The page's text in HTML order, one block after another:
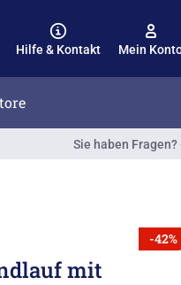
Hilfe & Kontakt Mein
Sie haben Fragen?
mit
-42%